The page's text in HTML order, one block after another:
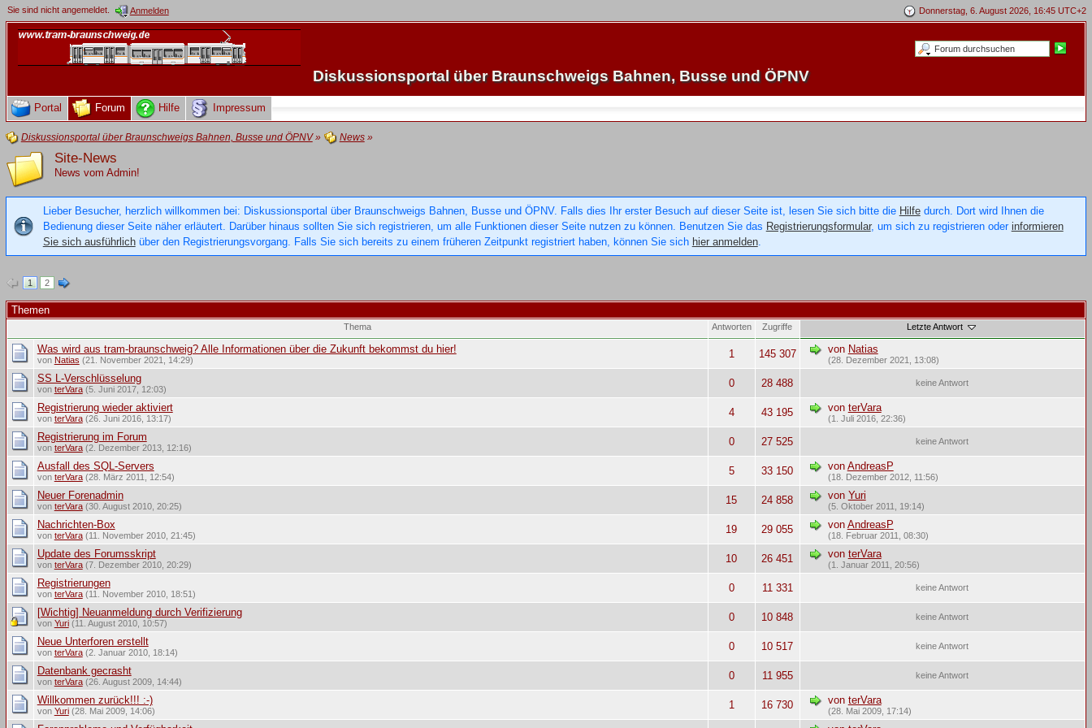
Donnerstag, 6. August 2026, 16:45 UTC+2
Sie sind nicht angemeldet. Anmelden
Diskussionsportal über Braunschweigs Bahnen, Busse und ÖPNV
Portal Forum Hilfe Impressum
Diskussionsportal über Braunschweigs Bahnen, Busse und ÖPNV» News»
Site-News
News vom Admin!
Lieber Besucher, herzlich willkommen bei: Diskussionsportal über Braunschweigs Bahnen, Busse und ÖPNV. Falls dies Ihr erster Besuch auf dieser Seite ist, lesen Sie sich bitte die Hilfedurch. Dort wird Ihnen die
Bedienung dieser Seite näher erläutert. Darüber hinaus sollten Sie sich registrieren, um alle Funktionen dieser Seite nutzen zu können. Benutzen Sie das Registrierungsformular, um sich zu registrieren oder informieren
Sie sich ausführlichüber den Registrierungsvorgang. Falls Sie sich bereits zu einem früheren Zeitpunkt registriert haben, können Sie sich hier anmelden.
1 2
Themen
Thema Antworten Zugriffe Letzte Antwort
Was wird aus tram-braunschweig? Alle Informationen über die Zukunft bekommst du hier!
von Natias (21. November 2021, 14:29) 1 145 307 von Natias
(28. Dezember 2021, 13:08)
SS L-Verschlüsselung
von terVara(5. Juni 2017, 12:03) 0 28 488 keine Antwort
Registrierung wieder aktiviert
von terVara(26. Juni 2016, 13:17) 4 43 195 von terVara
(1. Juli 2016, 22:36)
Registrierung im Forum
von terVara(2. Dezember 2013, 12:16) 0 27 525 keine Antwort
Ausfall des SQL-Servers
von terVara(28. März 2011, 12:54) 5 33 150 von AndreasP
(18. Dezember 2012, 11:56)
Neuer Forenadmin
von terVara(30. August 2010, 20:25) 15 24 858 von Yuri
(5. Oktober 2011, 19:14)
Nachrichten-Box
von terVara(11. November 2010, 21:45) 19 29 055 von AndreasP
(18. Februar 2011, 08:30)
Update des Forumsskript
von terVara(7. Dezember 2010, 20:29) 10 26 451 von terVara
(1. Januar 2011, 20:56)
Registrierungen
von terVara(11. November 2010, 18:51) 0 11 331 keine Antwort
[Wichtig] Neuanmeldung durch Verifizierung
von Yuri(11. August 2010, 10:57) 0 10 848 keine Antwort
Neue Unterforen erstellt
von terVara(2. Januar 2010, 18:14) 0 10 517 keine Antwort
Datenbank gecrasht
von terVara(26. August 2009, 14:44) 0 11 955 keine Antwort
Willkommen zurück!!! :-)
von Yuri(28. Mai 2009, 14:06) 1 16 730 von terVara
(28. Mai 2009, 17:14)